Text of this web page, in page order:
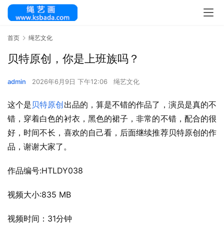
首页 绳艺文化
贝特原创，你是上班族吗？
admin 2026年6月9日 下午12:06 绳艺文化
这个是 贝特原创出品的，算是不错的作品了，演员是真的不
错，穿着白色的衬衣，黑色的裙子，非常的不错，配合的很
好，时间不长，喜欢的自己看，后面继续推荐贝特原创的作
品，谢谢大家了。
作品编号:HTLDY038
视频大小:835 MB
视频时间：31分钟